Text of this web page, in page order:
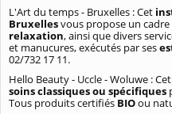
L'Art du temps - Bruxelles : Cet
Bruxellesvous propose un
relaxation, ainsi que divers
et manucures, exécutés par ses
02/732 17 11.
Hello Beauty - Uccle - Woluwe :
soins classiques ou spécifiques
Tous produits certifiés BIOou